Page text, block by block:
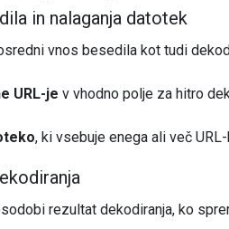
in nalaganja datotek
vnos besedila kot tudi
URL-je v vhodno polje za hitro
, ki vsebuje enega ali več
rezultat dekodiranja, ko